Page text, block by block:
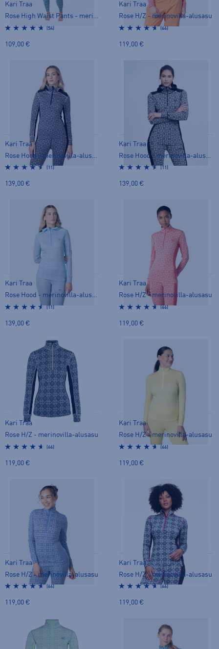
Kari Traa
Rose High Waist Pants - merinovilla-alusasu
(54)
109,00 €
Kari Traa
Rose H/Z - merinovilla-alusasu
(66)
119,00 €
Kari Traa
Rose Hood - merinovilla-alusasu
(11)
139,00 €
Kari Traa
Rose Hood - merinovilla-alusasu
(11)
139,00 €
Kari Traa
Rose Hood - merinovilla-alusasu
(11)
139,00 €
Kari Traa
Rose H/Z - merinovilla-alusasu
(66)
119,00 €
Kari Traa
Rose H/Z - merinovilla-alusasu
(66)
119,00 €
Kari Traa
Rose H/Z - merinovilla-alusasu
(66)
119,00 €
Kari Traa
Rose H/Z - merinovilla-alusasu
(66)
119,00 €
Kari Traa
Rose H/Z - merinovilla-alusasu
(66)
119,00 €